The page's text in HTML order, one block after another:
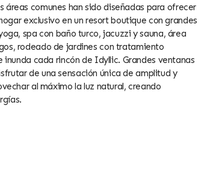
comunes han sido diseñadas para ofrecer
exclusivo en un resort boutique con grandes
spa con baño turco, jacuzzi y sauna, área
rodeado de jardines con tratamiento
cada rincón de Idyllic. Grandes ventanas
de una sensación única de amplitud y
al máximo la luz natural, creando